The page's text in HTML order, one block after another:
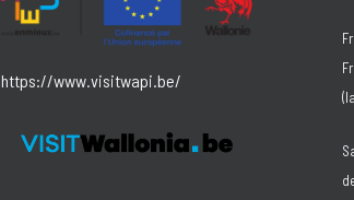
https://www.visitwapi.be/